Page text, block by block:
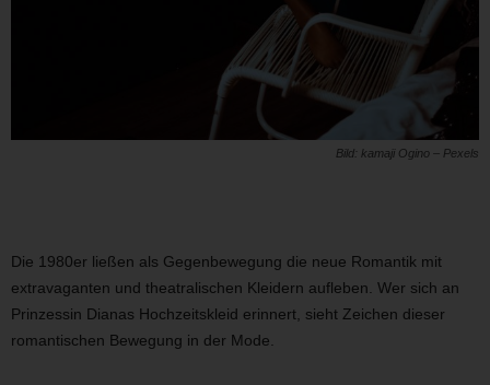
Bild: kamaji Ogino – Pexels
Die 1980er ließen als Gegenbewegung die neue Romantik mit
extravaganten und theatralischen Kleidern aufleben. Wer sich an
Prinzessin Dianas Hochzeitskleid erinnert, sieht Zeichen dieser
romantischen Bewegung in der Mode.